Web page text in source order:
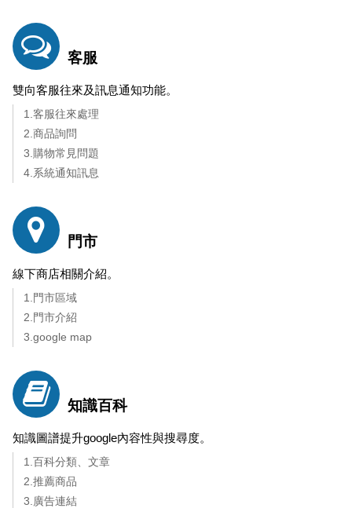
客服
雙向客服往來及訊息通知功能。
1.客服往來處理
2.商品詢問
3.購物常見問題
4.系統通知訊息
門市
線下商店相關介紹。
1.門市區域
2.門市介紹
3.google map
知識百科
知識圖譜提升google內容性與搜尋度。
1.百科分類、文章
2.推薦商品
3.廣告連結